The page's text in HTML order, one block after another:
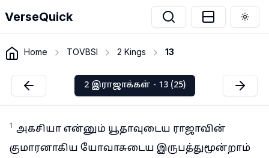
VerseQuick
Home TOVBSI 2 Kings 13
2 இராஜாக்கள் - 13 (25)
1 அகசியா என்னும் யூதாவுடைய ராஜாவின்
குமாரனாகிய யோவாசுடைய இருபத்துமூன்றாம்